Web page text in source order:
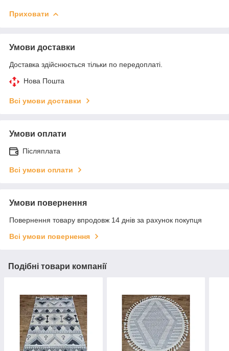
Приховати
Умови доставки
Доставка здійснюється тільки по передоплаті.
Нова Пошта
Всі умови доставки
Умови оплати
Післяплата
Всі умови оплати
Умови повернення
Повернення товару впродовж 14 днів за рахунок покупця
Всі умови повернення
Подібні товари компанії